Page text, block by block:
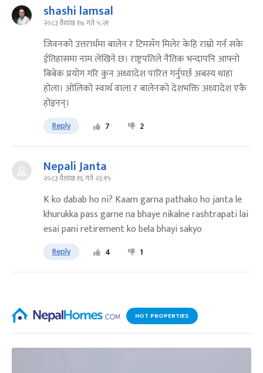
shashi lamsal
२०८३ वैशाख १७ गते ५:२१
जिवनको उत्तरार्धमा बालेन र टिमसँग मिलेर केहि राम्रो गर्न सके
ईतिहासमा‌ नाम लेखिने छ। राष्ट्रपतिले नैतिक भन्दापनि आफ्नो
बिबेक प्रयोग गरि कुन अध्यादेश पारित गर्नुपर्छ अबस्य थाहा
होला। ओलिको स्वार्थ वाला र बालेनको देशभक्ति अध्यादेश एकै
होइनन्।
Reply 7 2
Nepali Janta
२०८३ वैशाख १६ गते २३:१५
K ko dabab ho ni? Kaam garna pathako ho janta le
khurukka pass garne na bhaye nikalne rashtrapati lai
esai pani retirement ko bela bhayi sakyo
Reply 4 1
HOT PROPERTIES